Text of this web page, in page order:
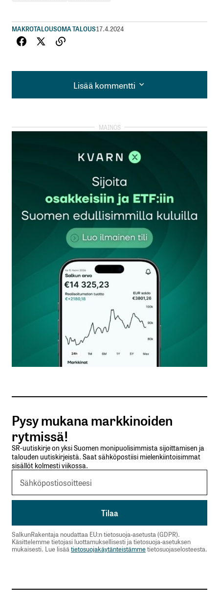
MAKROTALOUSOMA TALOUS17.4.2024
Lisää kommentti
Lisää kommentti
kirjautua
rekisteröityä
Sähköpostiosoitettasi ei julkaista.Pakolliset
kentät on merkitty*
Kommentti*
Nimesi tai nimimerkkisi
Sähköpostiosoitteesi
Tilaa SalkunRakentajan uutiskirje
Lähetä kommentti
Pysy mukana markkinoiden
rytmissä!
SR-uutiskirje on yksi Suomen monipuolisimmista sijoittamisen ja
talouden uutiskirjeistä. Saat sähköpostiisi mielenkiintoisimmat
sisällöt kolmesti viikossa.
SalkunRakentaja noudattaa EU:n tietosuoja-asetusta (GDPR).
Käsittelemme tietojasi luottamuksellisesti ja tietosuoja-asetuksen
mukaisesti. Lue lisäätietosuojakäytänteistämmetietosuojaselosteesta.